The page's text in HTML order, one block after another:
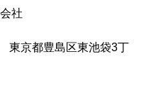
社
都豊島区東池袋3丁